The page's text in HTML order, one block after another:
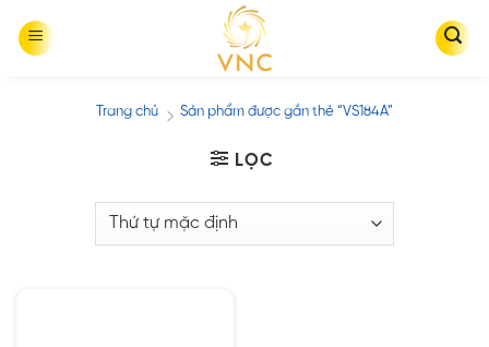
Trang chủ / Sản phẩm được gắn thẻ “VS184A”
LỌC